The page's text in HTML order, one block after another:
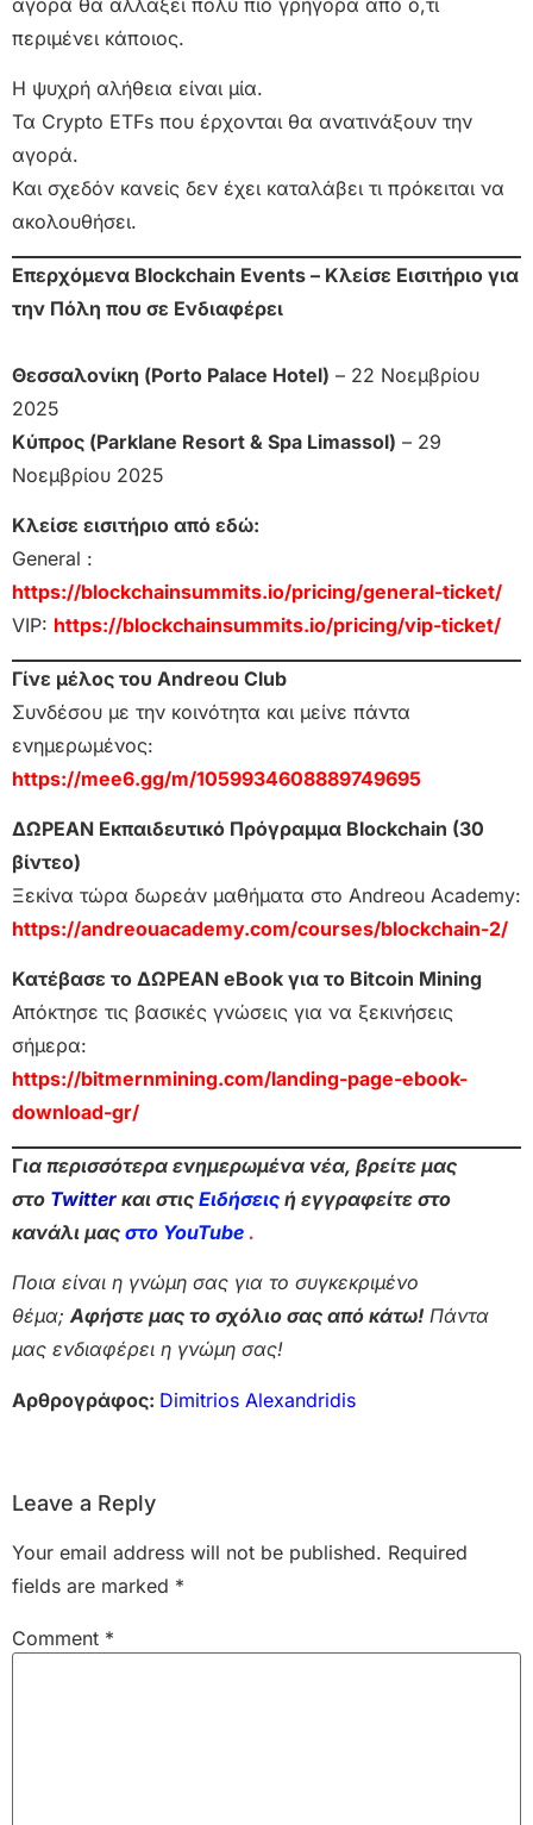
περιμένει κάποιος.
Η ψυχρή αλήθεια είναι μία.
Τα Crypto ETFs που έρχονται θα ανατινάξουν την
αγορά.
Και σχεδόν κανείς δεν έχει καταλάβει τι πρόκειται να
ακολουθήσει.
Επερχόμενα Blockchain Events – Κλείσε Εισιτήριο για
την Πόλη που σε Ενδιαφέρει
Θεσσαλονίκη (Porto Palace Hotel) – 22 Νοεμβρίου
2025
Κύπρος (Parklane Resort & Spa Limassol) – 29
Νοεμβρίου 2025
Κλείσε εισιτήριο από εδώ:
General :
https://blockchainsummits.io/pricing/general-ticket/
VIP: https://blockchainsummits.io/pricing/vip-ticket/
Γίνε μέλος του Andreou Club
Συνδέσου με την κοινότητα και μείνε πάντα
ενημερωμένος:
https://mee6.gg/m/1059934608889749695
ΔΩΡΕΑΝ Εκπαιδευτικό Πρόγραμμα Blockchain (30
βίντεο)
Ξεκίνα τώρα δωρεάν μαθήματα στο Andreou Academy:
https://andreouacademy.com/courses/blockchain-2/
Κατέβασε το ΔΩΡΕΑΝ eBook για το Bitcoin Mining
Απόκτησε τις βασικές γνώσεις για να ξεκινήσεις
σήμερα:
https://bitmernmining.com/landing-page-ebook-
download-gr/
Για περισσότερα ενημερωμένα νέα, βρείτε μας
στο Twitter και στις Ειδήσεις ή εγγραφείτε στο
κανάλι μας στο YouTube .
Ποια είναι η γνώμη σας για το συγκεκριμένο
θέμα;Αφήστε μας το σχόλιο σας από κάτω! Πάντα
μας ενδιαφέρει η γνώμη σας!
Αρθρογράφος: Dimitrios Alexandridis
Leave a Reply
Your email address will not be published. Required
fields are marked *
Comment *